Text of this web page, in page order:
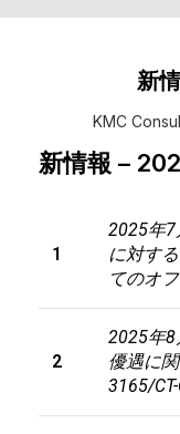
新
KMC
新情報 –
1
2025年7
に対す
てのオ
2
2025年8
優遇に
3165/